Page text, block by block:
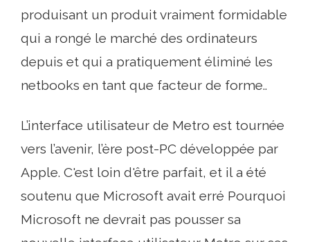
produisant un produit vraiment formidable
qui a rongé le marché des ordinateurs
depuis et qui a pratiquement éliminé les
netbooks en tant que facteur de forme..
L’interface utilisateur de Metro est tournée
vers l’avenir, l’ère post-PC développée par
Apple. C'est loin d'être parfait, et il a été
soutenu que Microsoft avait erré Pourquoi
Microsoft ne devrait pas pousser sa